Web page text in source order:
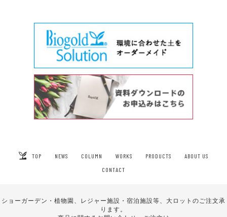
TOP NEWS COLUMN WORKS PRODUCTS
ABOUT US
CONTACT
ショーガーデン・植物園、レジャー施設・宿泊施設等、大ロットのご注文承
ります。